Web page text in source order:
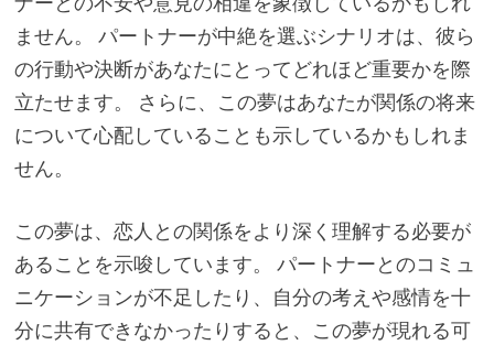
ません。 パートナーが中絶を選ぶシナリオは、彼ら
の行動や決断があなたにとってどれほど重要かを際
立たせます。 さらに、この夢はあなたが関係の将来
について心配していることも示しているかもしれま
せん。
この夢は、恋人との関係をより深く理解する必要が
あることを示唆しています。 パートナーとのコミュ
ニケーションが不足したり、自分の考えや感情を十
分に共有できなかったりすると、この夢が現れる可